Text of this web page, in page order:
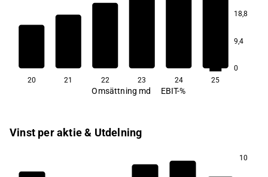
18,8
9,4
0
13,0
20 21 22 23 24 25
Omsättning md EBIT-%
Vinst per aktie & Utdelning
10